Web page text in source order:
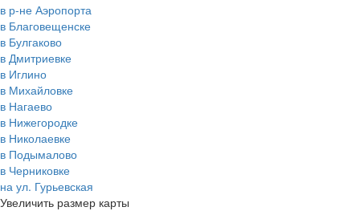
в р-не Аэропорта
в Благовещенске
в Булгаково
в Дмитриевке
в Иглино
в Михайловке
в Нагаево
в Нижегородке
в Николаевке
в Подымалово
в Черниковке
на ул. Гурьевская
Увеличить размер карты